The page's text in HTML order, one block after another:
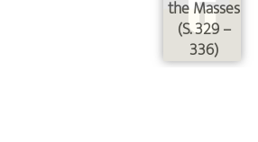
the Masses
(S. 329 –
336)